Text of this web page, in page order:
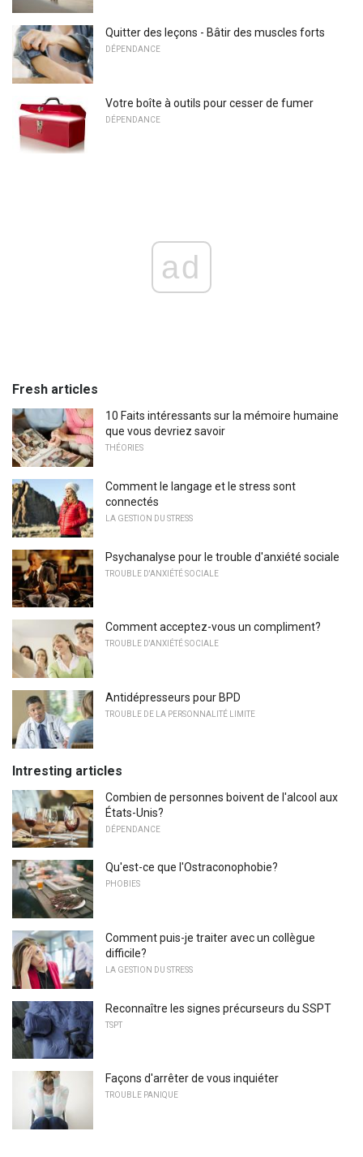
Quitter des leçons - Bâtir des muscles forts
DÉPENDANCE
Votre boîte à outils pour cesser de fumer
DÉPENDANCE
ad
Fresh articles
10 Faits intéressants sur la mémoire humaine
que vous devriez savoir
THÉORIES
Comment le langage et le stress sont
connectés
LA GESTION DU STRESS
Psychanalyse pour le trouble d'anxiété sociale
TROUBLE D'ANXIÉTÉ SOCIALE
Comment acceptez-vous un compliment?
TROUBLE D'ANXIÉTÉ SOCIALE
Antidépresseurs pour BPD
TROUBLE DE LA PERSONNALITÉ LIMITE
Intresting articles
Combien de personnes boivent de l'alcool aux
États-Unis?
DÉPENDANCE
Qu'est-ce que l'Ostraconophobie?
PHOBIES
Comment puis-je traiter avec un collègue
difficile?
LA GESTION DU STRESS
Reconnaître les signes précurseurs du SSPT
TSPT
Façons d'arrêter de vous inquiéter
TROUBLE PANIQUE